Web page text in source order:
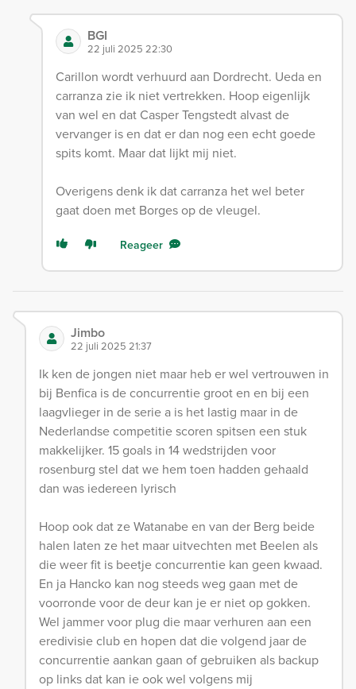
BGI
22 juli 2025 22:30
Carillon wordt verhuurd aan Dordrecht. Ueda en
carranza zie ik niet vertrekken. Hoop eigenlijk
van wel en dat Casper Tengstedt alvast de
vervanger is en dat er dan nog een echt goede
spits komt. Maar dat lijkt mij niet.
Overigens denk ik dat carranza het wel beter
gaat doen met Borges op de vleugel.
Reageer
Jimbo
22 juli 2025 21:37
Ik ken de jongen niet maar heb er wel vertrouwen in
bij Benfica is de concurrentie groot en en bij een
laagvlieger in de serie a is het lastig maar in de
Nederlandse competitie scoren spitsen een stuk
makkelijker. 15 goals in 14 wedstrijden voor
rosenburg stel dat we hem toen hadden gehaald
dan was iedereen lyrisch
Hoop ook dat ze Watanabe en van der Berg beide
halen laten ze het maar uitvechten met Beelen als
die weer fit is beetje concurrentie kan geen kwaad.
En ja Hancko kan nog steeds weg gaan met de
voorronde voor de deur kan je er niet op gokken.
Wel jammer voor plug die maar verhuren aan een
eredivisie club en hopen dat die volgend jaar de
concurrentie aankan gaan of gebruiken als backup
op links dat kan ie ook wel volgens mij